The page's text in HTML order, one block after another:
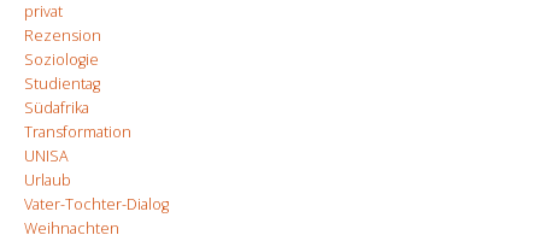
privat
Rezension
Soziologie
Studientag
Südafrika
Transformation
UNISA
Urlaub
Vater-Tochter-Dialog
Weihnachten